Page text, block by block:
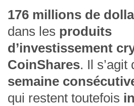
176 millions de
dans les produits
d’investissement
CoinShares. Il s’agit
semaine
qui restent toutefois